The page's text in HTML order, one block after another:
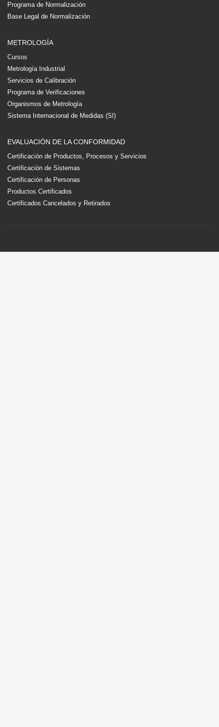
Programa de Normalización
Base Legal de Normalización
METROLOGÍA
Cursos
Metrología Industrial
Servicios de Calibración
Programa de Verificaciones
Organismos de Metrología
Sistema Internacional de Medidas (SI)
EVALUACIÓN DE LA CONFORMIDAD
Certificación de Productos, Procesos y Servicios
Certificación de Sistemas
Certificación de Personas
Productos Certificados
Certificados Cancelados y Retirados